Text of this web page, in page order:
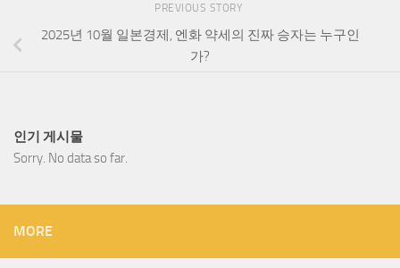
PREVIOUS STORY
2025년 10월 일본경제, 엔화 약세의 진짜 승자는 누구인
가?
인기 게시물
Sorry. No data so far.
MORE